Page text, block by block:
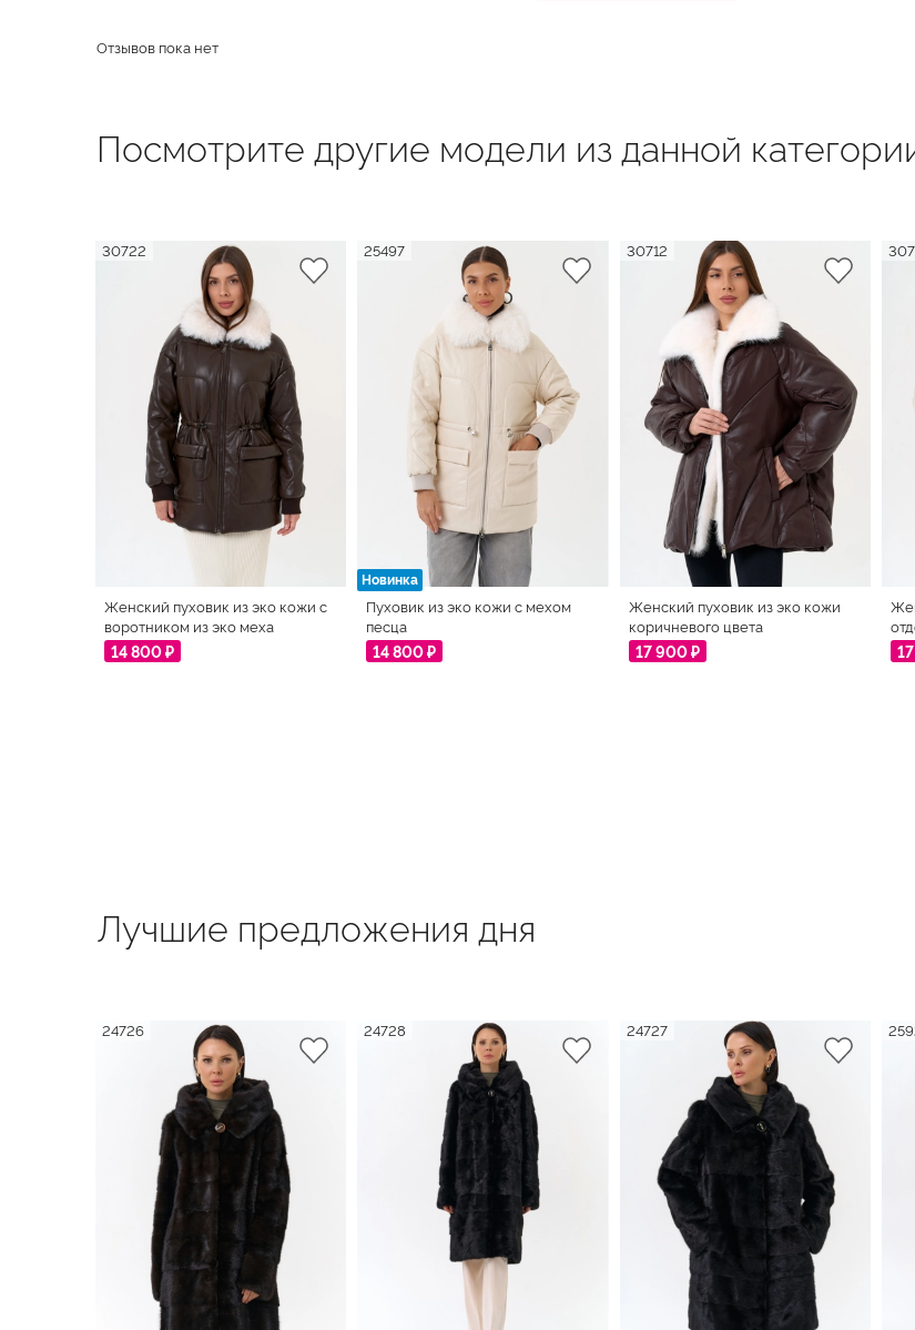
Отзывов пока нет
Посмотрите другие модели из данной
30722
Женский пуховик из эко кожи с
воротником из эко меха
14 800 ₽
Новинка
25497
Пуховик из эко кожи с мехом
песца
14 800 ₽
30712
Женский пуховик из эко кожи
коричневого цвета
17 900 ₽
Лучшие предложения дня
24726 24728 24727